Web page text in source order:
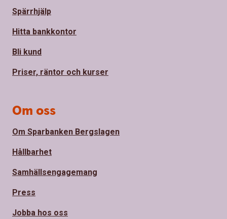
Spärrhjälp
Hitta bankkontor
Bli kund
Priser, räntor och kurser
Om oss
Om Sparbanken Bergslagen
Hållbarhet
Samhällsengagemang
Press
Jobba hos oss